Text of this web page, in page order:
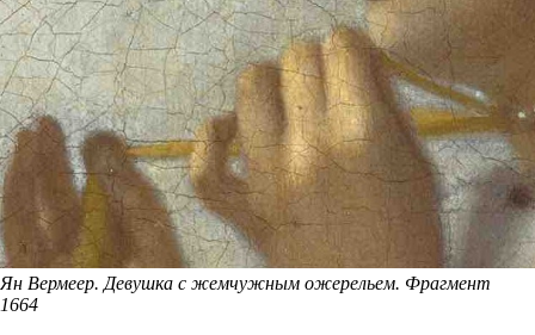
Ян Вермеер. Девушка с жемчужным ожерельем. Фрагмент
1664